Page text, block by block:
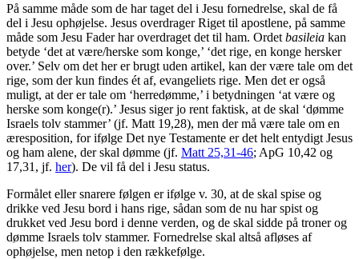
På samme måde som de har taget del i Jesu fornedrelse, skal de få
del i Jesu ophøjelse. Jesus overdrager Riget til apostlene, på samme
måde som Jesu Fader har overdraget det til ham. Ordet basileia kan
betyde ‘det at være/herske som konge,’ ‘det rige, en konge hersker
over.’ Selv om det her er brugt uden artikel, kan der være tale om det
rige, som der kun findes ét af, evangeliets rige. Men det er også
muligt, at der er tale om ‘herredømme,’ i betydningen ‘at være og
herske som konge(r).’ Jesus siger jo rent faktisk, at de skal ‘dømme
Israels tolv stammer’ (jf. Matt 19,28), men der må være tale om en
æresposition, for ifølge Det nye Testamente er det helt entydigt Jesus
og ham alene, der skal dømme (jf. Matt 25,31-46; ApG 10,42 og
17,31, jf. her). De vil få del i Jesu status.
Formålet eller snarere følgen er ifølge v. 30, at de skal spise og
drikke ved Jesu bord i hans rige, sådan som de nu har spist og
drukket ved Jesu bord i denne verden, og de skal sidde på troner og
dømme Israels tolv stammer. Fornedrelse skal altså afløses af
ophøjelse, men netop i den rækkefølge.